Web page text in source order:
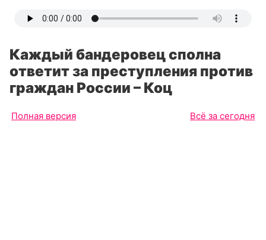
Каждый бандеровец сполна
ответит за преступления против
граждан России – Коц
Полная версия Всё за сегодня